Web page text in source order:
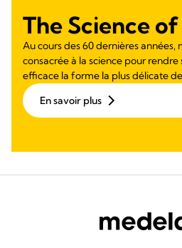
The Science
Au cours des 60 dernières années,
consacrée à la science pour
efficace la forme la plus délicate
En savoir plus